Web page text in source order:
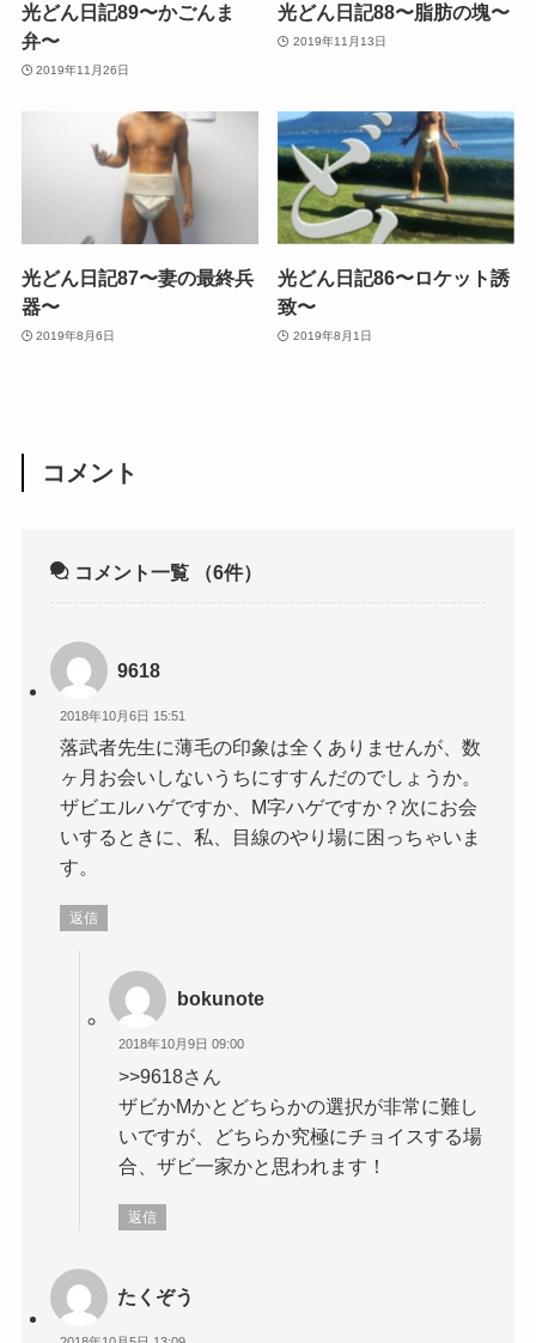
光どん日記89〜かごんま
弁〜
2019年11月26日
光どん日記88〜脂肪の塊〜
2019年11月13日
光どん日記87〜妻の最終兵
器〜
2019年8月6日
光どん日記86〜ロケット誘
致〜
2019年8月1日
コメント
コメント一覧 （6件）
9618
2018年10月6日 15:51
落武者先生に薄毛の印象は全くありませんが、数
ヶ月お会いしないうちにすすんだのでしょうか。
ザビエルハゲですか、M字ハゲですか？次にお会
いするときに、私、目線のやり場に困っちゃいま
す。
返信
bokunote
2018年10月9日 09:00
>>9618さん
ザビかMかとどちらかの選択が非常に難し
いですが、どちらか究極にチョイスする場
合、ザビ一家かと思われます！
返信
たくぞう